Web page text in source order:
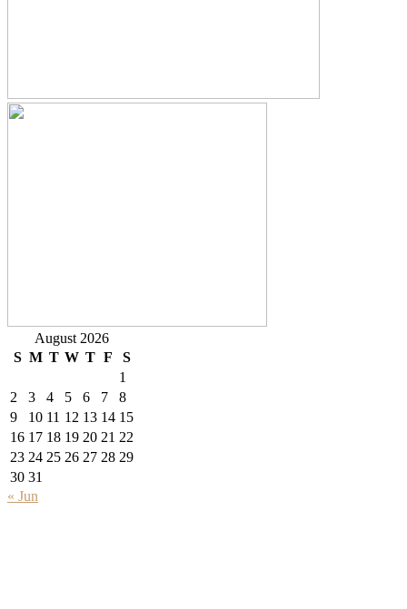
August 2026
S M T W T F
S
1
2
3 4 5 6 7
8
9
10 11 12 13 14 15
16 17 18 19 20 21 22
23 24 25 26 27 28 29
30 31
« Jun